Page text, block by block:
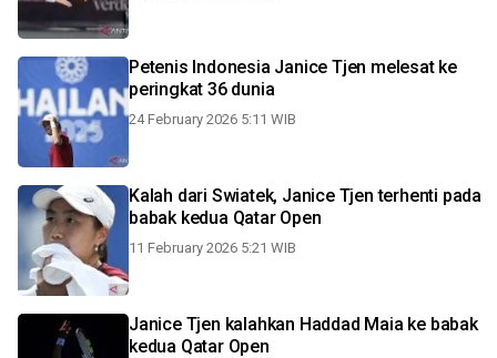
Petenis Indonesia Janice Tjen melesat ke
peringkat 36 dunia
24 February 2026 5:11 WIB
Kalah dari Swiatek, Janice Tjen terhenti pada
babak kedua Qatar Open
11 February 2026 5:21 WIB
Janice Tjen kalahkan Haddad Maia ke babak
kedua Qatar Open